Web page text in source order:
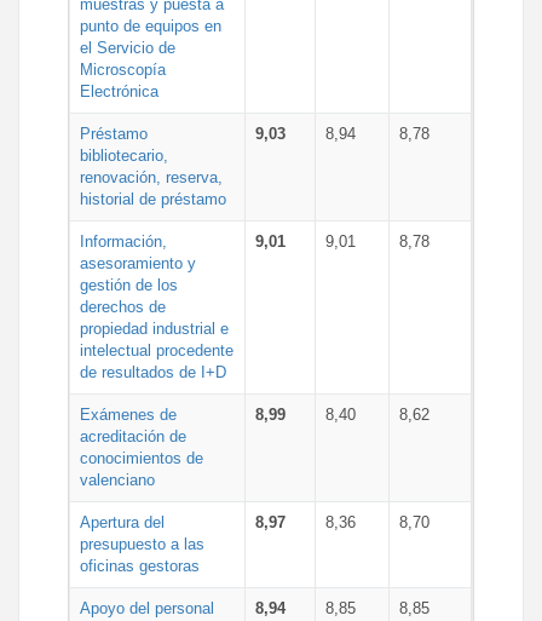
muestras y puesta a
punto de equipos en
el Servicio de
Microscopía
Electrónica
Préstamo
bibliotecario,
renovación, reserva,
historial de préstamo
9,03 8,94 8,78
Información,
asesoramiento y
gestión de los
derechos de
propiedad industrial e
intelectual procedente
de resultados de I+D
9,01 9,01 8,78
Exámenes de
acreditación de
conocimientos de
valenciano
8,99 8,40 8,62
Apertura del
presupuesto a las
oficinas gestoras
8,97 8,36 8,70
Apoyo del personal
8,94 8,85 8,85